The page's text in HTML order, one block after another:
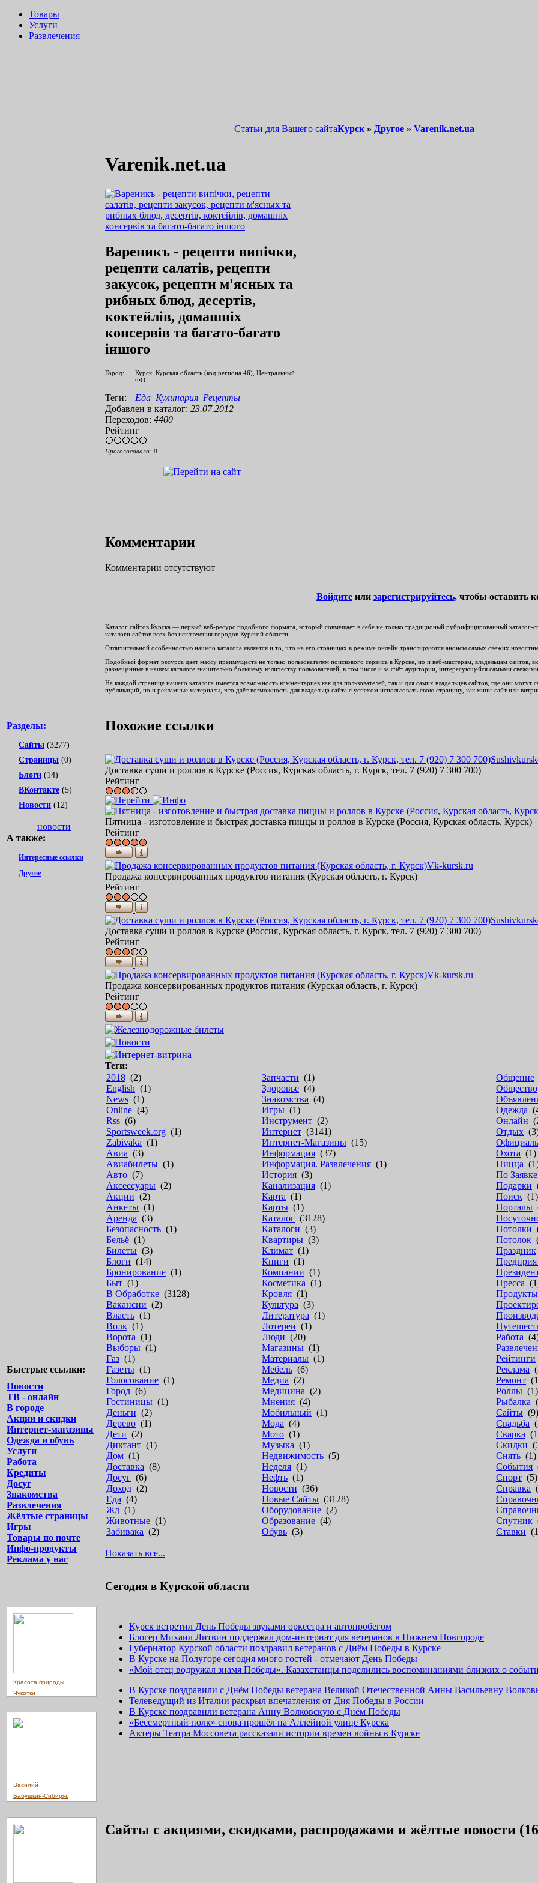
Товары
Услуги
Развлечения
Разделы:
Сайты (3277)
Страницы (0)
Блоги (14)
ВКонтакте (5)
Новости (12)
новости
А также:
Интересные ссылки
Другое
Быстрые ссылки:
Новости
ТВ - онлайн
В городе
Акции и скидки
Интернет-магазины
Одежда и обувь
Услуги
Работа
Кредиты
Досуг
Знакомства
Развлечения
Жёлтые страницы
Игры
Товары по почте
Инфо-продукты
Реклама у нас
Красота природы
Чукотки
Василий
Бабушкин-Сибиряк
Статьи для Вашего сайтаКурск » Другое » Varenik.net.ua
Varenik.net.ua
Вареникъ - рецепти випічки,
рецепти салатів, рецепти
закусок, рецепти м'ясных та
рибных блюд, десертів,
коктейлів, домашніх
консервів та багато-багато
іншого
Город:
Курск, Курская область (код региона 46), Центральный
ФО
Теги: Еда Кулинария Рецепты
Добавлен в каталог: 23.07.2012
Переходов: 4400
Рейтинг
Проголосовало: 0
Комментарии
Комментарии отсутствуют
Войдитеили зарегистрируйтесь, чтобы оставить
Каталог сайтов Курска — первый веб-ресурс подобного формата, который совмещает в себе не только традиционый рубрифицированный каталог-
каталоги сайтов всех без исключения городов Курской области.
Отличительной особенностью нашего каталога является и то, что на его страницах в режиме онлайн транслируются анонсы самых свежих
Подобный формат ресурса даёт массу преимуществ не только пользователям поискового сервиса в Курске, но и веб-мастерам, владельцам сайтов,
размещённые в нашем каталоге значительно большему количеству пользователей, в том числе и за счёт аудитории, интересующейся самыми
На каждой странице нашего каталога имеется возможность комментариев как для пользователей, так и для самих владельцев сайтов, где они
публикаций, но и рекламные материалы, что даёт возможность для владельца сайта с успехом использовать свою страницу, как мини-сайт или
Похожие ссылки
Доставка суши и роллов в Курске (Россия, Курская область, г. Курск, тел. 7 (920) 7 300 700)
Рейтинг
Пятница - изготовление и быстрая доставка пиццы и роллов в Курске (Россия, Курская область, Курск)
Рейтинг
Vk-kursk.ru
Продажа консервированных продуктов питания (Курская область, г. Курск)
Рейтинг
Доставка суши и роллов в Курске (Россия, Курская область, г. Курск, тел. 7 (920) 7 300 700)
Рейтинг
Vk-kursk.ru
Продажа консервированных продуктов питания (Курская область, г. Курск)
Рейтинг
Теги:
2018 (2)
English (1)
News (1)
Online (4)
Rss (6)
Sportsweek.org (1)
Zabivaka (1)
Авиа (3)
Авиабилеты (1)
Авто (7)
Аксессуары (2)
Акции (2)
Анкеты (1)
Аренда (3)
Безопасность (1)
Бельё (1)
Билеты (3)
Блоги (14)
Бронирование (1)
Быт (1)
В Обработке (3128)
Вакансии (2)
Власть (1)
Волк (1)
Ворота (1)
Выборы (1)
Газ (1)
Газеты (1)
Голосование (1)
Город (6)
Гостиницы (1)
Деньги (2)
Дерево (1)
Дети (2)
Диктант (1)
Дом (1)
Доставка (8)
Досуг (6)
Доход (2)
Еда (4)
Жд (1)
Животные (1)
Забивака (2)
Запчасти (1)
Здоровье (4)
Знакомства (4)
Игры (1)
Инструмент (2)
Интернет (3141)
Интернет-Магазины (15)
Информация (37)
Информация. Развлечения (1)
История (3)
Канализация (1)
Карта (1)
Карты (1)
Каталог (3128)
Каталоги (3)
Квартиры (3)
Климат (1)
Книги (1)
Компании (1)
Косметика (1)
Кровля (1)
Культура (3)
Литература (1)
Лотереи (1)
Люди (20)
Магазины (1)
Материалы (1)
Мебель (6)
Медиа (2)
Медицина (2)
Мнения (4)
Мобильный (1)
Мода (4)
Мото (1)
Музыка (1)
Недвижимость (5)
Неделя (1)
Нефть (1)
Новости (36)
Новые Сайты (3128)
Оборудование (2)
Образование (4)
Обувь (3)
Общение
Общество
Одежда
Онлайн
Отдых
Охота (1)
Пицца
По Заявке
Подарки
Поиск (1)
Порталы
Потолки
Потолок
Праздник
Пресса
Продукты
Работа
Рейтинги
Реклама
Ремонт
Роллы (1)
Рыбалка
Сайты (9)
Свадьба
Сварка
Скидки
Снять (1)
События
Спорт (5)
Справка
Спутник
Ставки
Показать все...
Сегодня в Курской области
Курск встретил День Победы звуками оркестра и автопробегом
Блогер Михаил Литвин поддержал дом-интернат для ветеранов в Нижнем Новгороде
Губернатор Курской области поздравил ветеранов с Днём Победы в Курске
В Курске на Полугоре сегодня много гостей - отмечают День Победы
«Мой отец водружал знамя Победы». Казахстанцы поделились воспоминаниями близких о
В Курске поздравили с Днём Победы ветерана Великой Отечественной Анны Васильевну
Телеведущий из Италии раскрыл впечатления от Дня Победы в России
В Курске поздравили ветерана Анну Волковскую с Днём Победы
«Бессмертный полк» снова прошёл на Аллейной улице Курска
Актеры Театра Моссовета рассказали истории времен войны в Курске
Сайты с акциями, скидками, распродажами и жёлтые новости